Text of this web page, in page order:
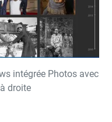
intégrée Photos avec
droite